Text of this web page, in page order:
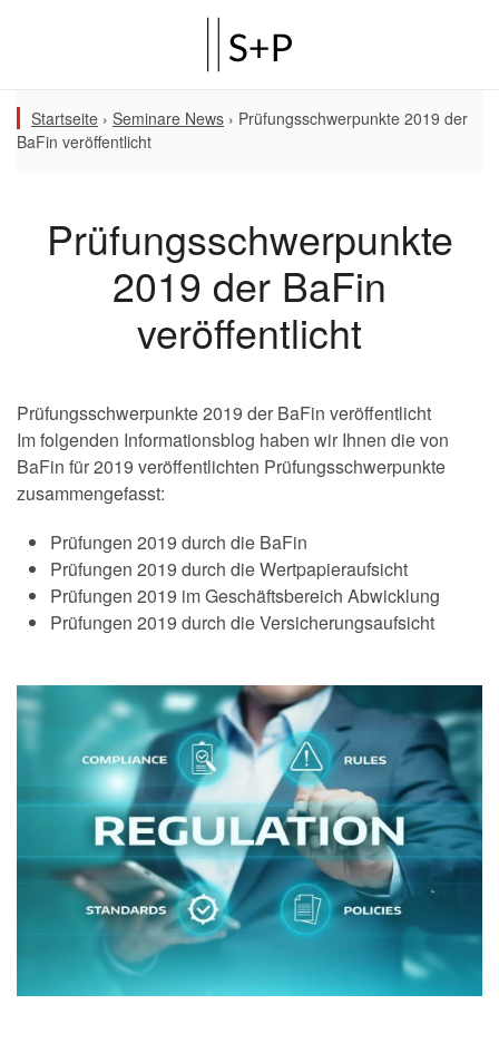
Startseite › Seminare News › Prüfungsschwerpunkte 2019 der
BaFin veröffentlicht
Prüfungsschwerpunkte
2019 der BaFin
veröffentlicht
Prüfungsschwerpunkte 2019 der BaFin veröffentlicht
Im folgenden Informationsblog haben wir Ihnen die von
BaFin für 2019 veröffentlichten Prüfungsschwerpunkte
zusammengefasst:
Prüfungen 2019 durch die BaFin
Prüfungen 2019 durch die Wertpapieraufsicht
Prüfungen 2019 im Geschäftsbereich Abwicklung
Prüfungen 2019 durch die Versicherungsaufsicht